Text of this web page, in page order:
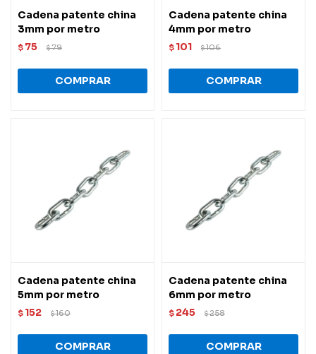
Cadena patente china
3mm por metro
$ 75 $79
Cadena patente china
4mm por metro
$ 101 $106
Cadena patente china
5mm por metro
$ 152 $160
Cadena patente china
6mm por metro
$ 245 $258